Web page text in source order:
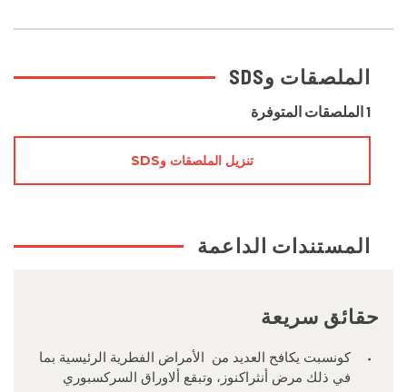
حقائق سريعة
كونسبت يكافح العديد من الأمراض الفطرية الرئيسية بما
في ذلك مرض أنثراكنوز، وتبقع ألاوراق السركسبوري
الملصقات وSDS
1 الملصقات المتوفرة
تنزيل الملصقات وSDS
المستندات الداعمة